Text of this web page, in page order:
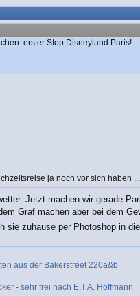
erster Stop Disneyland Paris!
ja noch vor sich haben ...
Jetzt machen wir gerade
Graf machen aber bei dem
zuhause per Photoshop in
aus der Bakerstreet 220a&b
- sehr frei nach E.T.A. Hoffmann